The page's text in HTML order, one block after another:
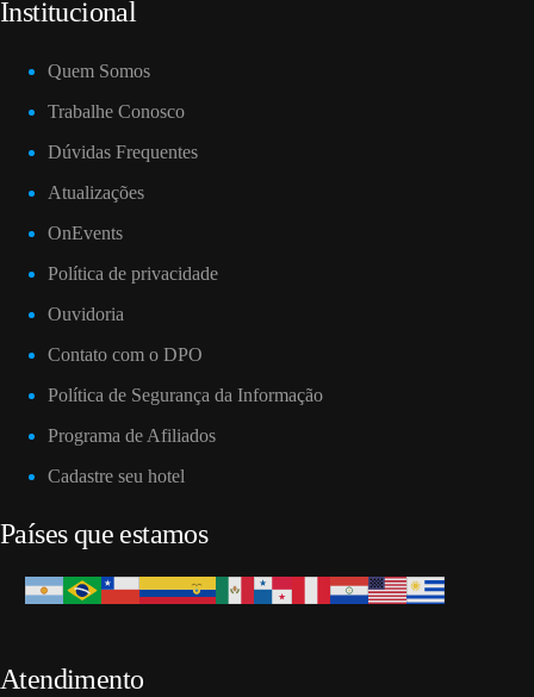
Institucional
Quem Somos
Trabalhe Conosco
Dúvidas Frequentes
Atualizações
OnEvents
Política de privacidade
Ouvidoria
Contato com o DPO
Política de Segurança da Informação
Programa de Afiliados
Cadastre seu hotel
Países que estamos
Atendimento